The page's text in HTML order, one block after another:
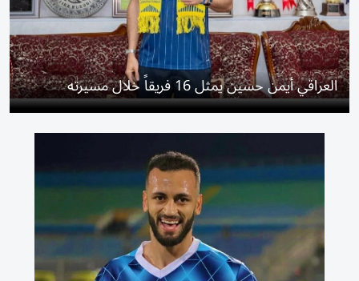
العراقي أيمن حسين يمثل 16 فريقاً خلال مسيرته